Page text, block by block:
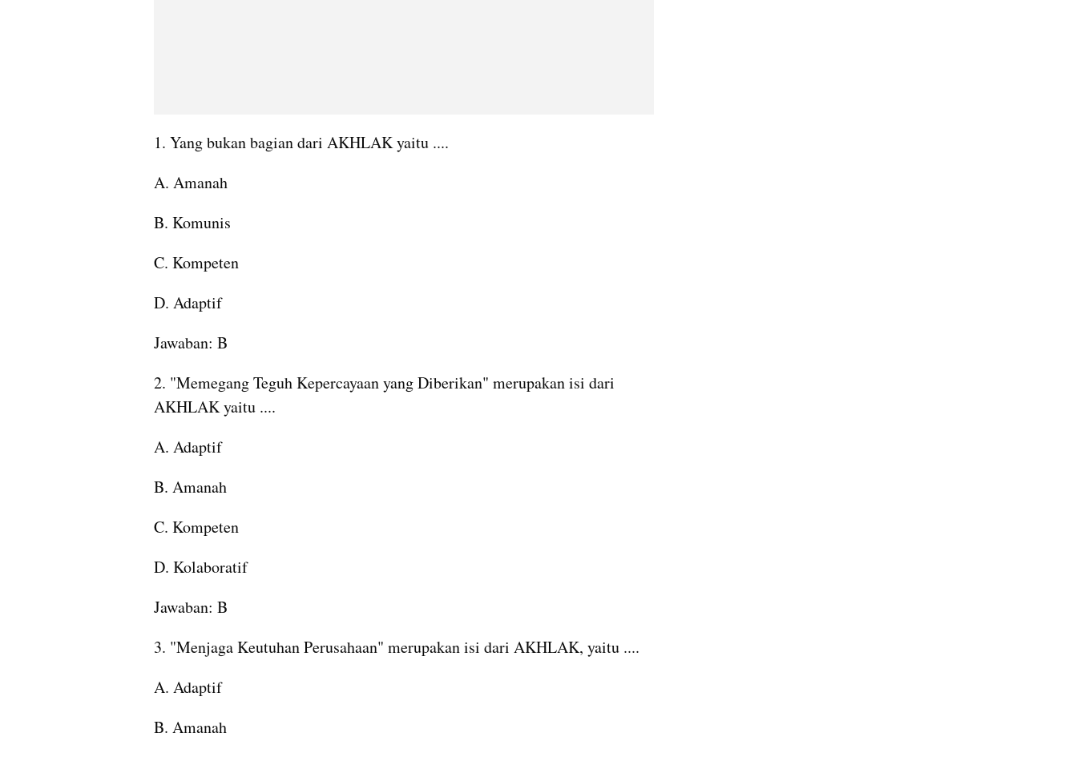
1. Yang bukan bagian dari AKHLAK yaitu ....
A. Amanah
B. Komunis
C. Kompeten
D. Adaptif
Jawaban: B
2. "Memegang Teguh Kepercayaan yang Diberikan" merupakan isi dari
AKHLAK yaitu ....
A. Adaptif
B. Amanah
C. Kompeten
D. Kolaboratif
Jawaban: B
3. "Menjaga Keutuhan Perusahaan" merupakan isi dari AKHLAK, yaitu ....
A. Adaptif
B. Amanah